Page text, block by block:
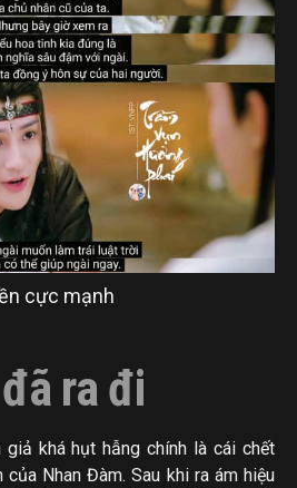
cực mạnh
ra đi
khá hụt hẫng chính là cái chết
Nhan Đàm. Sau khi ra ám hiệu